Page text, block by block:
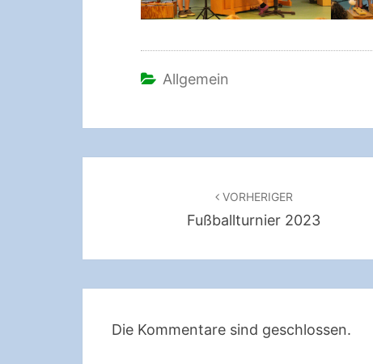
Allgemein
VORHERIGER
Fußballturnier 2023
Die Kommentare sind geschlossen.